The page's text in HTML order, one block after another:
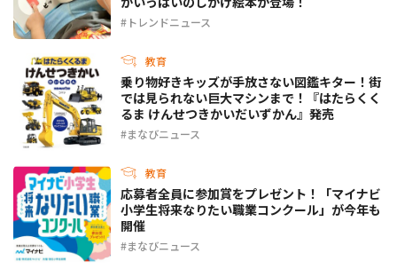
トレンドニュース
教育
乗り物好きキッズが手放さない図鑑キター！街
では見られない巨大マシンまで！『はたらくく
るま けんせつきかいだいずかん』発売
まなびニュース
教育
応募者全員に参加賞をプレゼント！「マイナビ
小学生将来なりたい職業コンクール」が今年も
開催
まなびニュース